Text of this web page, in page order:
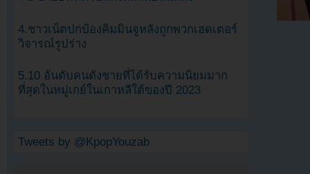
4.ชาวเน็ตปกป้องคิมมินจูหลังถูกพวกเฮดเตอร์
วิจารณ์รูปร่าง
5.10 อันดับคนดังชายที่ได้รับความนิยมมาก
ที่สุดในหมู่เกย์ในเกาหลีใต้ของปี 2023
Tweets by @KpopYouzab